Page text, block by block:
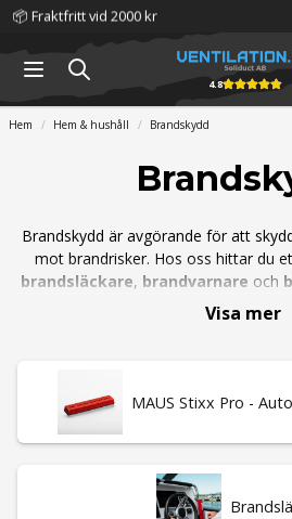
📦 Fraktfritt vid 2000 kr
4.8
Hem Hem & hushåll Brandskydd
Brandskydd är avgörande för att
mot brandrisker. Hos oss hittar du
brandsläckare, brandvarnare och
säkerhet och trygghet. Vi erbjuder
för elcentraler och
Ett effektivt brandskydd är en
förhindra omfattande skador.
för att förbättra
företag. För att säkerställa ett
Visa mer
MAUS Stixx Pro -